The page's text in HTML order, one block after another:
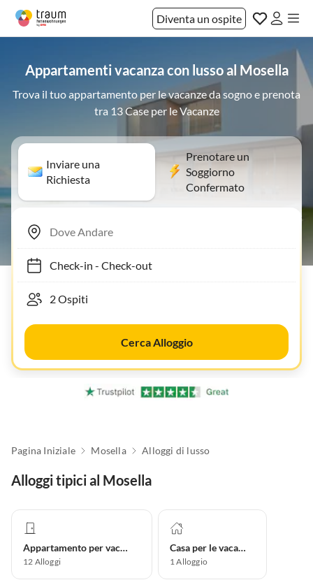
Diventa un ospite
Appartamenti vacanza con lusso al Mosella
Trova il tuo appartamento per le vacanze da sogno e prenota
tra 13 Case per le Vacanze
Inviare una
Richiesta
Prenotare un
Soggiorno
Confermato
Check-in- Check-out
Cerca Alloggio
Pagina Iniziale Mosella Alloggi di lusso
Alloggi tipici al Mosella
Appartamento per vacanze
12 Alloggi
Casa per le vacanze
1Alloggio